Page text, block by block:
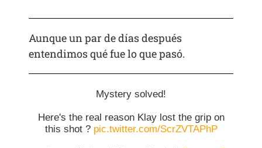
Aunque un par de días después
entendimos qué fue lo que pasó.
Mystery solved!
Here's the real reason Klay lost the grip on
this shot ? pic.twitter.com/ScrZVTAPhP